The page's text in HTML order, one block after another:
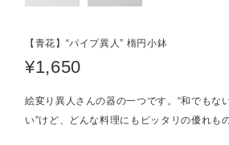
【青花】“パイプ異人” 楕円小鉢
¥1,650
絵変り異人さんの器の一つです。“和でもな
い”けど、どんな料理にもピッタリの優れも